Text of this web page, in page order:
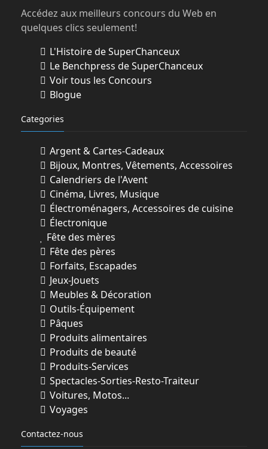
Accédez aux meilleurs concours du Web en
quelques clics seulement!
L'Histoire de SuperChanceux
Le Benchpress de SuperChanceux
Voir tous les Concours
Blogue
Categories
Argent & Cartes-Cadeaux
Bijoux, Montres, Vêtements, Accessoires
Calendriers de l'Avent
Cinéma, Livres, Musique
Électroménagers, Accessoires de cuisine
Électronique
Fête des mères
Fête des pères
Forfaits, Escapades
Jeux-Jouets
Meubles & Décoration
Outils-Équipement
Pâques
Produits alimentaires
Produits de beauté
Produits-Services
Spectacles-Sorties-Resto-Traiteur
Voitures, Motos...
Voyages
Contactez-nous